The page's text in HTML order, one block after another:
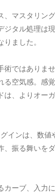
、マスタリン
ジタル処理は
ました。
術ではありま
る空気感。感
は、よりオー
インは、数値
、振る舞いを
カーブ、入力